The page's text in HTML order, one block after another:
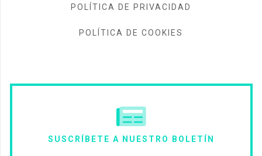
POLÍTICA DE PRIVACIDAD
POLÍTICA DE COOKIES
SUSCRÍBETE A NUESTRO BOLETÍN